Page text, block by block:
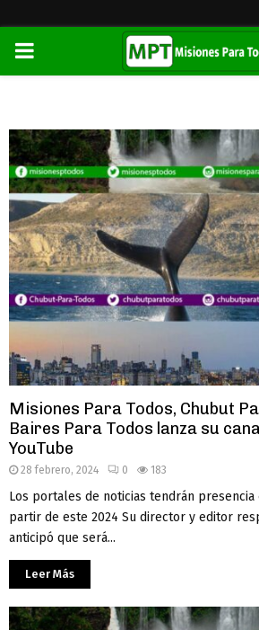
PRIMARY
Misiones Para Todos, Chubut
Baires Para Todos lanza su
YouTube
28 febrero, 2024 0 183
Los portales de noticias tendrán presencia
partir de este 2024 Su director y editor
anticipó que será...
Leer Más